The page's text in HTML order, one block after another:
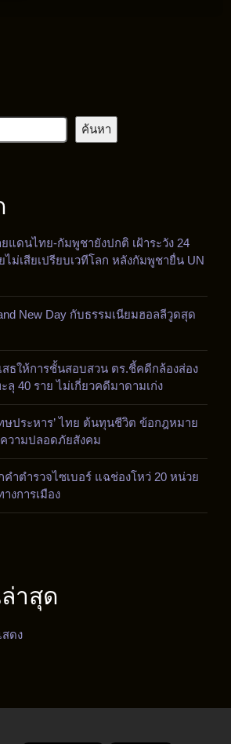
ค้นหา
แดนไทย-กัมพูชายังปกติ เฝ้าระวัง 24
ไม่เสียเปรียบเวทีโลก หลังกัมพูชายื่น UN
New Day กับธรรมเนียมฮอลลีวูดสุด
ธให้การชั้นสอบสวน ตร.ชี้คดีกล้องส่อง
ลุ 40 ราย ไม่เกี่ยวคดีมาดามเก่ง
ทษประหาร’ ไทย ต้นทุนชีวิต ข้อกฎหมาย
วามปลอดภัยสังคม
คำตำรวจไซเบอร์ แฉช่องโหว่ 20 หน่วย
งการเมือง
าสุด
ดง